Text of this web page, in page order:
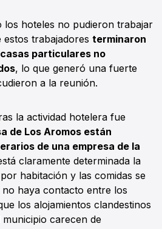
los hoteles no pudieron trabajar
trabajadores terminaron
particulares no
, lo que generó una fuerte
a la reunión.
la actividad hotelera fue
de Los Aromos están
de una empresa de la
claramente determinada la
habitación y las comidas se
haya contacto entre los
los alojamientos clandestinos
carecen de